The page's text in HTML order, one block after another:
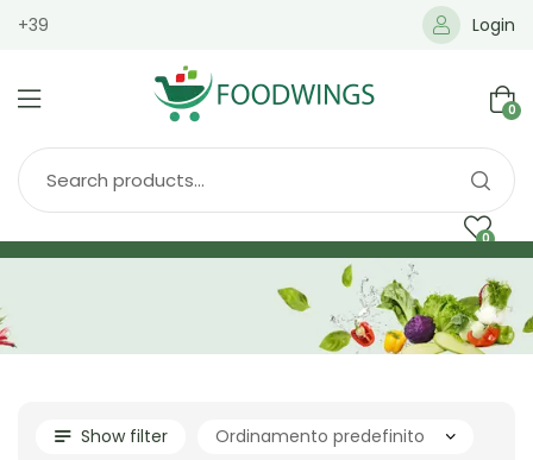
+39 Login
0
0
Shop Blog
Show filter